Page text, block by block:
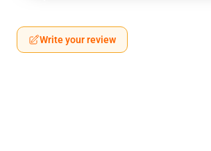
Write your review